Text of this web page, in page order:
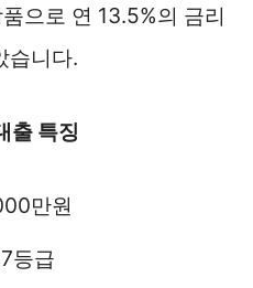
으로 연 13.5%의 금리
습니다.
출 특징
만원
등급